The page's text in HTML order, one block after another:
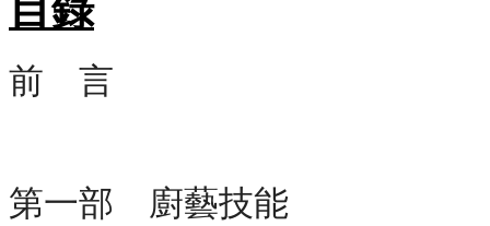
目錄
前 言
第一部 廚藝技能